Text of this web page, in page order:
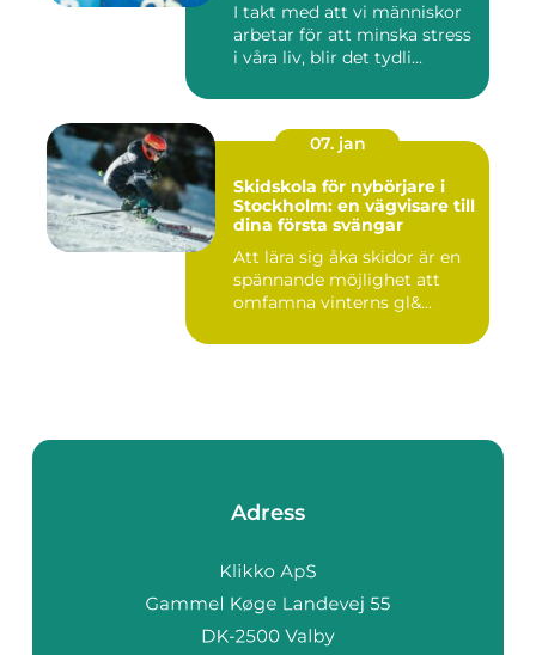
I takt med att vi människor
arbetar för att minska stress
i våra liv, blir det tydli...
07. jan
Skidskola för nybörjare i
Stockholm: en vägvisare till
dina första svängar
Att lära sig åka skidor är en
spännande möjlighet att
omfamna vinterns gl&...
Adress